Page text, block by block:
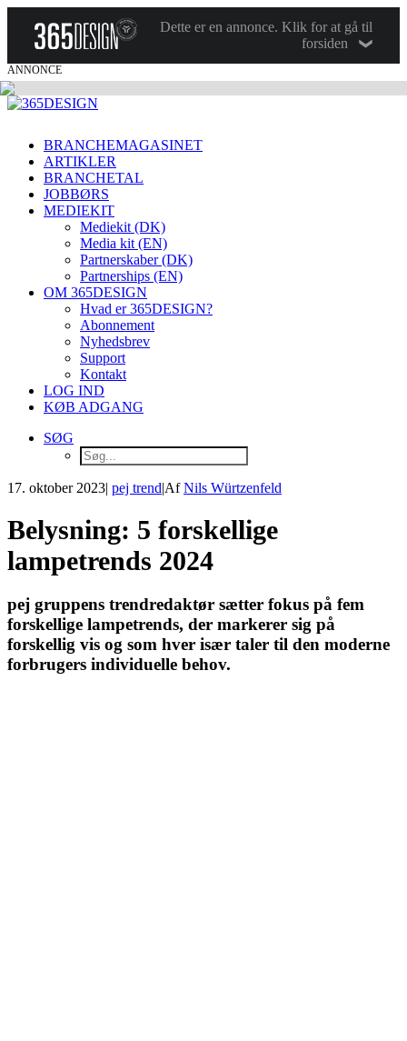
Dette er en annonce. Klik for at gå til
forsiden
ANNONCE
BRANCHEMAGASINET
ARTIKLER
BRANCHETAL
JOBBØRS
MEDIEKIT
Mediekit (DK)
Media kit (EN)
Partnerskaber (DK)
Partnerships (EN)
OM 365DESIGN
Hvad er 365DESIGN?
Abonnement
Nyhedsbrev
Support
Kontakt
LOG IND
KØB ADGANG
SØG
17. oktober 2023| pej trend|AfNils Würtzenfeld
Belysning: 5 forskellige
lampetrends 2024
pej gruppens trendredaktør sætter fokus på fem
forskellige lampetrends, der markerer sig på
forskellig vis og som hver især taler til den moderne
forbrugers individuelle behov.